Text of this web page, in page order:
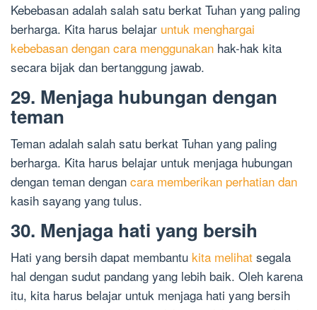
Kebebasan adalah salah satu berkat Tuhan yang paling
berharga. Kita harus belajar untuk menghargai
kebebasan dengan cara menggunakan hak-hak kita
secara bijak dan bertanggung jawab.
29. Menjaga hubungan dengan
teman
Teman adalah salah satu berkat Tuhan yang paling
berharga. Kita harus belajar untuk menjaga hubungan
dengan teman dengan cara memberikan perhatian dan
kasih sayang yang tulus.
30. Menjaga hati yang bersih
Hati yang bersih dapat membantu kita melihat segala
hal dengan sudut pandang yang lebih baik. Oleh karena
itu, kita harus belajar untuk menjaga hati yang bersih